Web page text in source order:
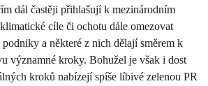
dál častěji přihlašují k mezinárodním
cíle či ochotu dále omezovat
a některé z nich dělají směrem k
významné kroky. Bohužel je však i dost
kroků nabízejí spíše líbivé zelenou PR